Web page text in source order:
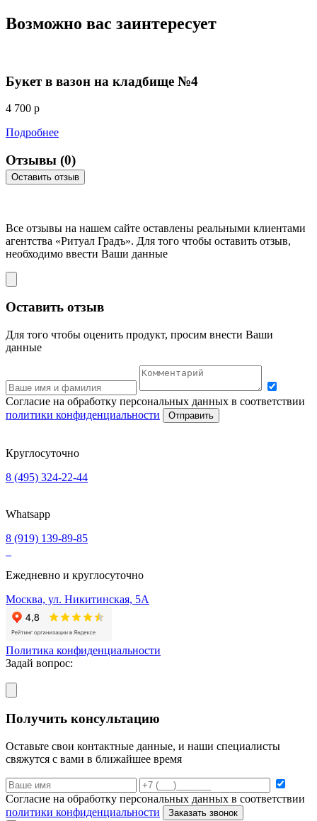
Возможно вас заинтересует
Букет в вазон на кладбище №4
4 700 р
Подробнее
Отзывы (0)
Оставить отзыв
Все отзывы на нашем сайте оставлены реальными клиентами
агентства «Ритуал Градъ». Для того чтобы оставить отзыв,
необходимо ввести Ваши данные
Оставить отзыв
Для того чтобы оценить продукт, просим внести Ваши
данные
Согласие на обработку персональных данных в соответствии
политики конфиденциальности
Отправить
Круглосуточно
8 (495) 324-22-44
Whatsapp
8 (919) 139-89-85
Ежедневно и круглосуточно
Москва, ул. Никитинская, 5А
Политика конфиденциальности
Задай вопрос:
Получить консультацию
Оставьте свои контактные данные, и наши специалисты
свяжутся с вами в ближайшее время
Согласие на обработку персональных данных в соответствии
политики конфиденциальности
Заказать звонок